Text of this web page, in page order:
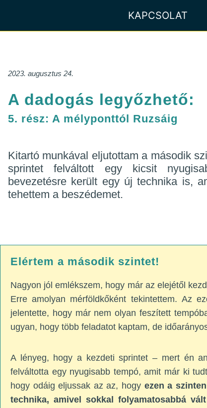
KAPCSOLAT
2023. augusztus 24.
A dadogás legyőzhető:
5. rész: A mélyponttól Ruzsáig
Kitartó munkával eljutottam a második
sprintet felváltott egy kicsit
bevezetésre került egy új technika is,
tehettem a beszédemet.
Elértem a második szintet!
Nagyon jól emlékszem, hogy már az elejétől
Erre amolyan mérföldkőként tekintettem. Az
jelentette, hogy már nem olyan feszített
ugyan, hogy több feladatot kaptam, de
A lényeg, hogy a kezdeti sprintet – mert én
felváltotta egy nyugisabb tempó, amit már ki
hogy odáig eljussak az az, hogy ezen a
technika, amivel sokkal folyamatosabbá